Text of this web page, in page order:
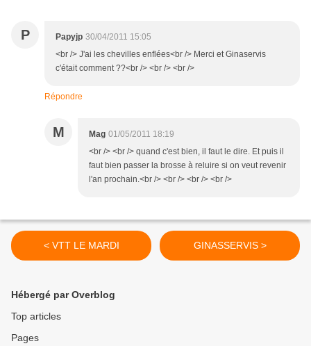
P Papyjp 30/04/2011 15:05
<br /> J'ai les chevilles enflées<br /> Merci et Ginaservis
c'était comment ??<br /> <br /> <br />
Répondre
M Mag 01/05/2011 18:19
<br /> <br /> quand c'est bien, il faut le dire. Et puis il
faut bien passer la brosse à reluire si on veut revenir
l'an prochain.<br /> <br /> <br /> <br />
< VTT LE MARDI GINASSERVIS >
Hébergé par Overblog
Top articles
Pages